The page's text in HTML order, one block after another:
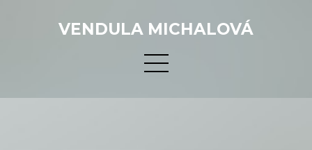
VENDULA MICHALOVÁ